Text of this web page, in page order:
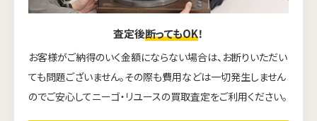
査定後断ってもOK！
お客様がご納得のいく金額にならない場合は、お断りいただい
ても問題ございません。その際も費用などは一切発生しません
のでご安心してニーゴ・リユースの買取査定をご利用ください。